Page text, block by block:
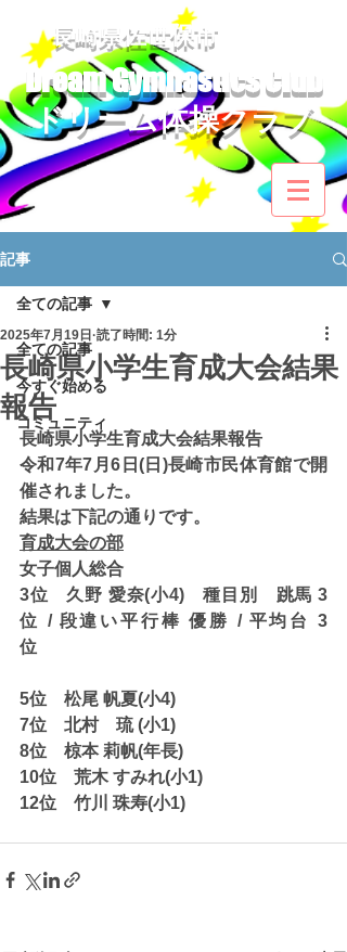
​長崎県佐世保市
Dream Gymnastics Club
ドリーム体操クラブ​
記事
全ての記事
今すぐ始める
コミュニティ
全ての記事
長崎県小学生育成大会結果
報告
2025年7月19日 読了時間: 1分
長崎県小学生育成大会結果報告
令和7年7月6日(日)長崎市民体育館で開
催されました。
結果は下記の通りです。
育成大会の部
女子個人総合
3位　久野 愛奈(小4)　種目別　跳馬 3
位 / 段違い平行棒 優勝 / 平均台 3
位
5位　松尾 帆夏(小4)
7位　北村　琉 (小1)
8位　椋本 莉帆(年長)
10位　荒木 すみれ(小1)
12位　竹川 珠寿(小1)